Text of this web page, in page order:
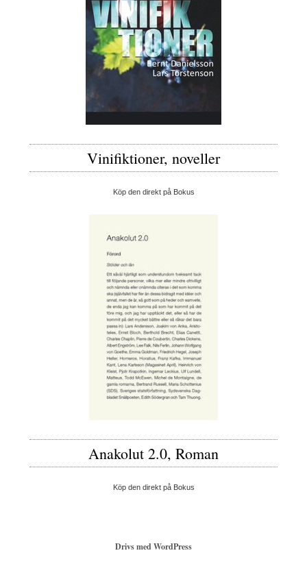
Vinifiktioner, noveller
Köp den direkt på Bokus
Anakolut 2.0, Roman
Köp den direkt på Bokus
Drivs med WordPress